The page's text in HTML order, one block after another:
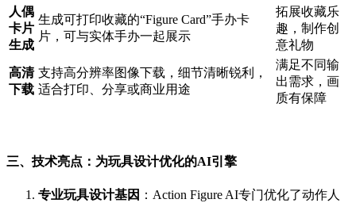
人偶
卡片
生成
生成可打印收藏的“Figure Card”手办卡
片，可与实体手办一起展示
拓展收藏乐
趣，制作创
意礼物
高清
下载
支持高分辨率图像下载，细节清晰锐利，
适合打印、分享或商业用途
满足不同输
出需求，画
质有保障
三、技术亮点：为玩具设计优化的AI引擎
专业玩具设计基因 ：Action Figure AI专门优化了动作人